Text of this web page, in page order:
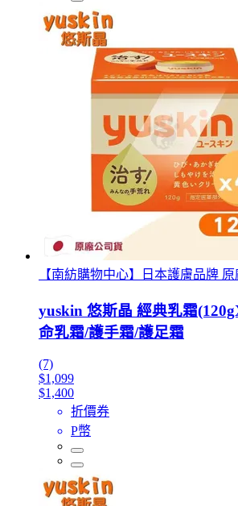
【南紡購物中心】日本護膚品牌
yuskin 悠斯晶 經典乳霜
命乳霜/護手霜/護足霜
(7)
$1,099
$1,400
折價券
P幣